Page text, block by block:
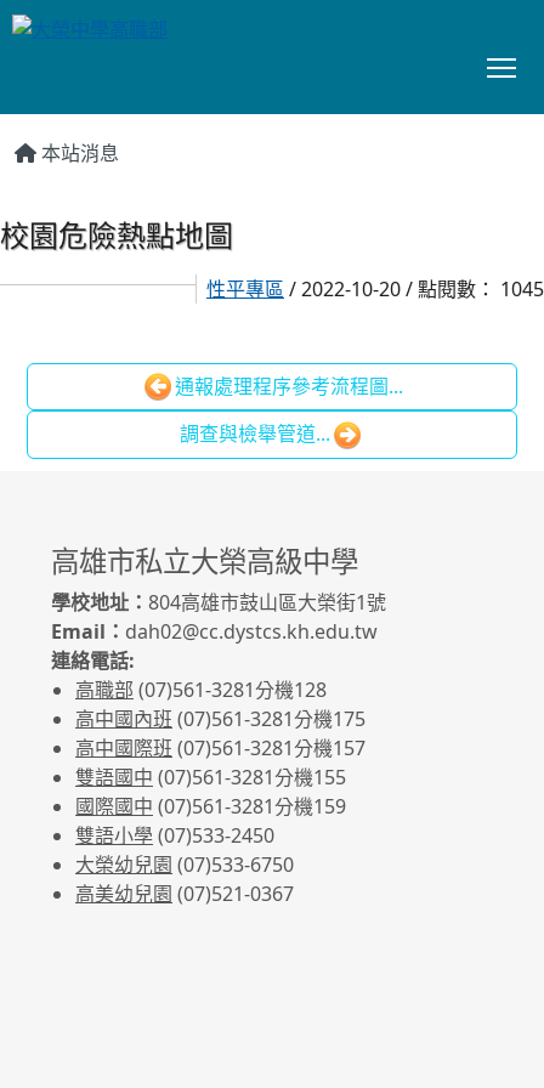
本站消息
校園危險熱點地圖
性平專區 / 2022-10-20 / 點閱數： 1045
通報處理程序參考流程圖...
調查與檢舉管道...
高雄市私立大榮高級中學
學校地址： 804高雄市鼓山區大榮街1號
Email： dah02@cc.dystcs.kh.edu.tw
連絡電話:
高職部 (07)561-3281分機128
高中國內班 (07)561-3281分機175
高中國際班 (07)561-3281分機157
雙語國中 (07)561-3281分機155
國際國中 (07)561-3281分機159
雙語小學(07)533-2450
大榮幼兒園 (07)533-6750
高美幼兒園 (07)521-0367